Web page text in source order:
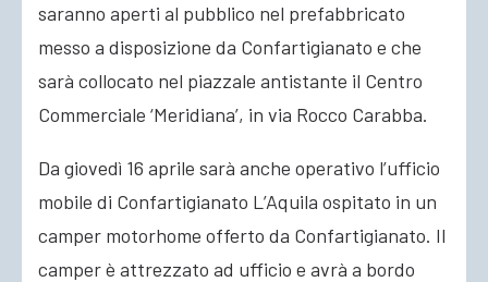
saranno aperti al pubblico nel prefabbricato
messo a disposizione da Confartigianato e che
sarà collocato nel piazzale antistante il Centro
Commerciale ‘Meridiana’, in via Rocco Carabba.
Da giovedì 16 aprile sarà anche operativo l’ufficio
mobile di Confartigianato L’Aquila ospitato in un
camper motorhome offerto da Confartigianato. Il
camper è attrezzato ad ufficio e avrà a bordo